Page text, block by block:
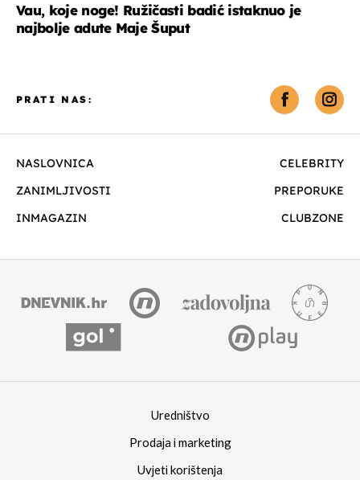
Vau, koje noge! Ružičasti badić istaknuo je
najbolje adute Maje Šuput
NASLOVNICA
CELEBRITY
ZANIMLJIVOSTI
PREPORUKE
INMAGAZIN
CLUBZONE
PRATI NAS:
Uredništvo
Prodaja i marketing
Uvjeti korištenja